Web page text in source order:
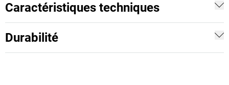
Caractéristiques techniques
Durabilité